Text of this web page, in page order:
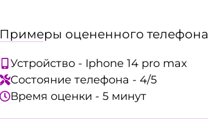
Примеры оцененного телефона
Устройство - Iphone 14 pro max
Состояние телефона - 4/5
Время оценки - 5 минут